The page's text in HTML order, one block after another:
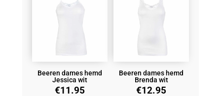
Beeren dames hemd
Jessica wit
€11.95
Beeren dames hemd
Brenda wit
€12.95